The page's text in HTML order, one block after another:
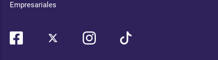
Empresariales